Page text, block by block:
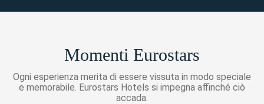
Momenti Eurostars
Ogni esperienza merita di essere vissuta in modo speciale
e memorabile. Eurostars Hotels si impegna affinché ciò
accada.